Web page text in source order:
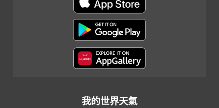
我的世界天氣